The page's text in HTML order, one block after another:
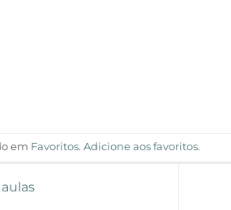
em Favoritos.Adicione aos favoritos.